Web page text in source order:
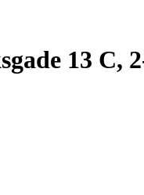
13 C,